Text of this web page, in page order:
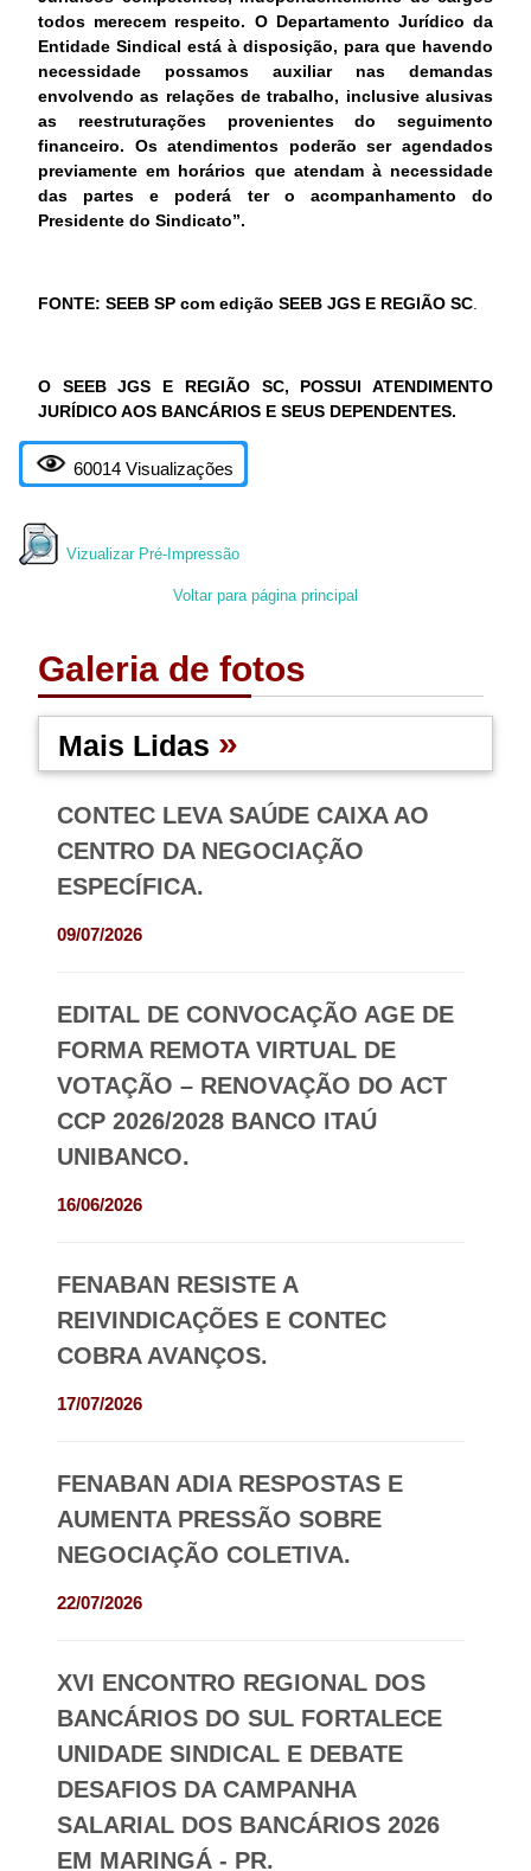
todos merecem respeito. O Departamento Jurídico da
Entidade Sindical está à disposição, para que havendo
necessidade possamos auxiliar nas demandas
envolvendo as relações de trabalho, inclusive alusivas
as reestruturações provenientes do seguimento
financeiro. Os atendimentos poderão ser agendados
previamente em horários que atendam à necessidade
das partes e poderá ter o acompanhamento do
Presidente do Sindicato”.
FONTE: SEEB SP com edição SEEB JGS E REGIÃO SC
O SEEB JGS E REGIÃO SC, POSSUI ATENDIMENTO
JURÍDICO AOS BANCÁRIOS E SEUS DEPENDENTES.
60014 Visualizações
Vizualizar Pré-Impressão
Voltar para página principal
Galeria de fotos
Mais Lidas »
CONTEC LEVA SAÚDE CAIXA AO
CENTRO DA NEGOCIAÇÃO
ESPECÍFICA.
09/07/2026
EDITAL DE CONVOCAÇÃO AGE DE
FORMA REMOTA VIRTUAL DE
VOTAÇÃO – RENOVAÇÃO DO ACT
CCP 2026/2028 BANCO ITAÚ
UNIBANCO.
16/06/2026
FENABAN RESISTE A
REIVINDICAÇÕES E CONTEC
COBRA AVANÇOS.
17/07/2026
FENABAN ADIA RESPOSTAS E
AUMENTA PRESSÃO SOBRE
NEGOCIAÇÃO COLETIVA.
22/07/2026
XVI ENCONTRO REGIONAL DOS
BANCÁRIOS DO SUL FORTALECE
UNIDADE SINDICAL E DEBATE
DESAFIOS DA CAMPANHA
SALARIAL DOS BANCÁRIOS 2026
EM MARINGÁ - PR.